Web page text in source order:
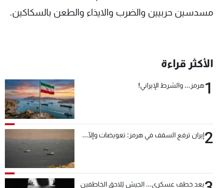
مسدسين حربيين والضرب والايذاء والطعن بالسكاكين.
الأكثر قراءة
1هرمز... والشرط الإيراني!
2إيران ترفع السقف في هرمز: تعويضات وإلّا...
بعد خطف عسكري... الجيش يُلاحق الخاطفين